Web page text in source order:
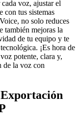
voz, ajustar el
con tus sistemas
no solo reduces
también mejoras la
de tu equipo y te
¡Es hora de
potente, clara y,
de la voz con